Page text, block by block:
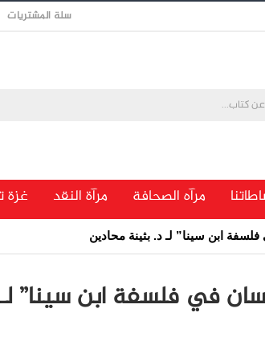
سلة المشتريات
مرآه الصحافة مرآة النقد غزة
ابن سينا” لـ د. بثينة محادين
في فلسفة ابن سينا”